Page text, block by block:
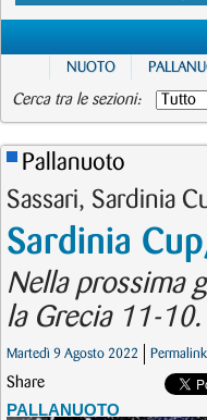
NUOTO
Cerca tra le sezioni:
Pallanuoto
Sassari, Sardinia
Sardinia
Nella prossima
la Grecia 11-10.
Martedì 9 Agosto 2022 Permalink
Share
PALLANUOTO